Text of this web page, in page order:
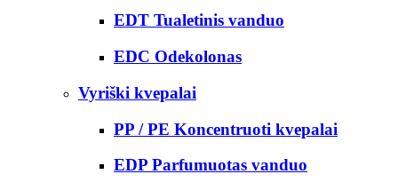
EDT Tualetinis vanduo
EDC Odekolonas
Vyriški kvepalai
PP / PE Koncentruoti kvepalai
EDP Parfumuotas vanduo